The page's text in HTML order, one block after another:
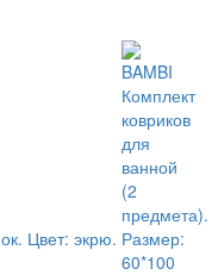
Цвет: экрю.